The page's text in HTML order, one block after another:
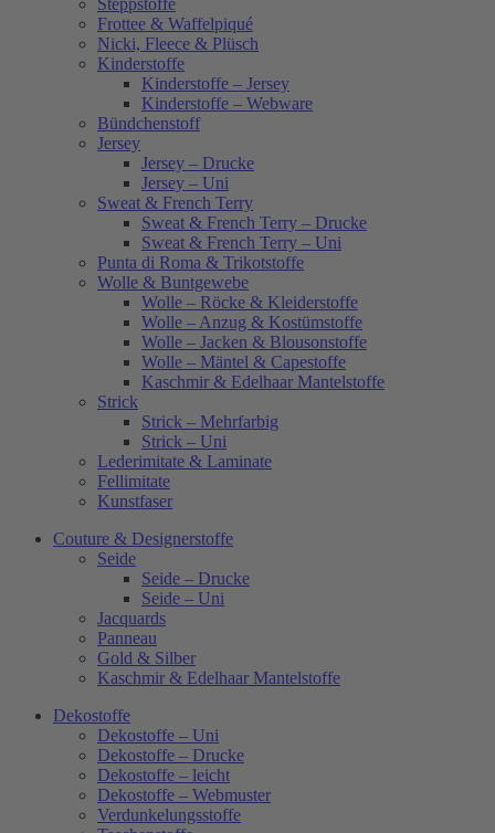
Steppstoffe
Frottee & Waffelpiqué
Nicki, Fleece & Plüsch
Kinderstoffe
Kinderstoffe – Jersey
Kinderstoffe – Webware
Bündchenstoff
Jersey
Jersey – Drucke
Jersey – Uni
Sweat & French Terry
Sweat & French Terry – Drucke
Sweat & French Terry – Uni
Punta di Roma & Trikotstoffe
Wolle & Buntgewebe
Wolle – Röcke & Kleiderstoffe
Wolle – Anzug & Kostümstoffe
Wolle – Jacken & Blousonstoffe
Wolle – Mäntel & Capestoffe
Kaschmir & Edelhaar Mantelstoffe
Strick
Strick – Mehrfarbig
Strick – Uni
Lederimitate & Laminate
Fellimitate
Kunstfaser
Couture & Designerstoffe
Seide
Seide – Drucke
Seide – Uni
Jacquards
Panneau
Gold & Silber
Kaschmir & Edelhaar Mantelstoffe
Dekostoffe
Dekostoffe – Uni
Dekostoffe – Drucke
Dekostoffe – leicht
Dekostoffe – Webmuster
Verdunkelungsstoffe